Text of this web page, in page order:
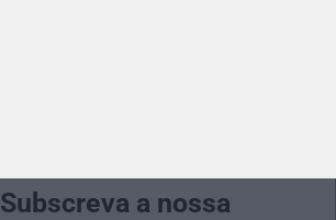
Subscreva a nossa